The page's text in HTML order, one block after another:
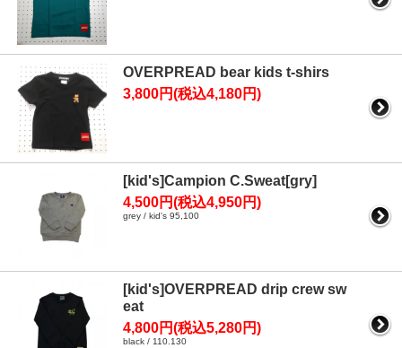
OVERPREAD bear kids t-shirs
3,800円(税込4,180円)
[kid's]Campion C.Sweat[gry]
4,500円(税込4,950円)
grey / kid's 95,100
[kid's]OVERPREAD drip crew sw
eat
4,800円(税込5,280円)
black / 110.130